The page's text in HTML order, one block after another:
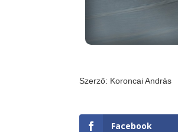
Szerző: Koroncai András
Facebook